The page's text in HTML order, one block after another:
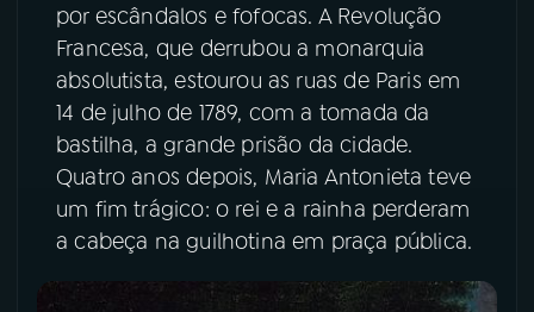
por escândalos e fofocas. A Revolução
Francesa, que derrubou a monarquia
absolutista, estourou as ruas de Paris em
14 de julho de 1789, com a tomada da
bastilha, a grande prisão da cidade.
Quatro anos depois, Maria Antonieta teve
um fim trágico: o rei e a rainha perderam
a cabeça na guilhotina em praça pública.